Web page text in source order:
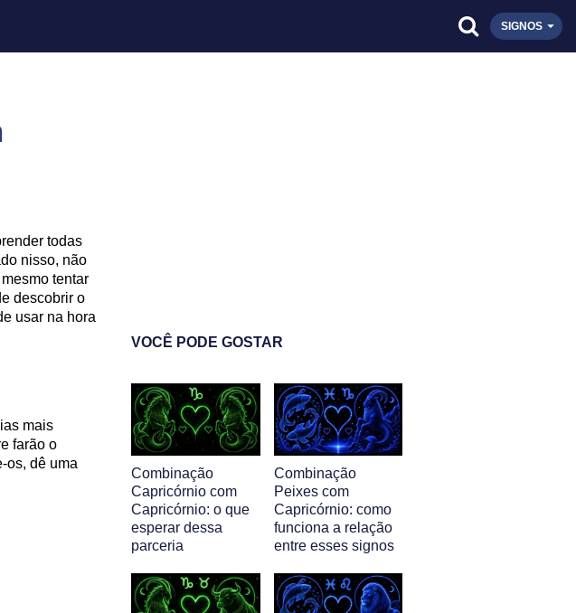
SIGNOS
todas
nisso, não
tentar
descobrir o
usar na hora
mais
farão o
os, dê uma
VOCÊ PODE GOSTAR
Combinação
Capricórnio com
Capricórnio: o que
esperar dessa
parceria
Combinação
Peixes com
Capricórnio: como
funciona a relação
entre esses signos